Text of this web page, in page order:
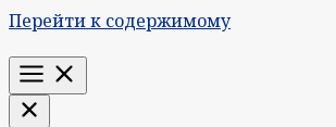
Перейти к содержимому
Меню